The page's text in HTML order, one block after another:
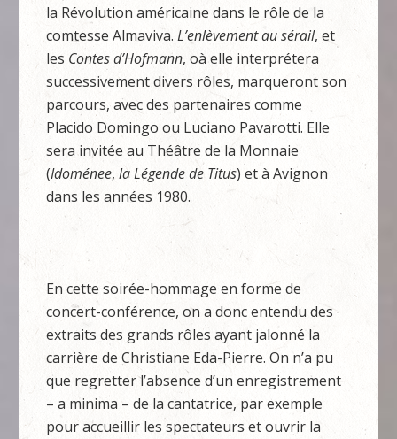
la Révolution américaine dans le rôle de la
comtesse Almaviva.L’enlèvement au sérail, et
les Contes d’Hofmann, oà elle interprétera
successivement divers rôles, marqueront son
parcours, avec des partenaires comme
Placido Domingo ou Luciano Pavarotti. Elle
sera invitée au Théâtre de la Monnaie
(Idoménee,la Légende de Titus) et à Avignon
dans les années 1980.
En cette soirée-hommage en forme de
concert-conférence, on a donc entendu des
extraits des grands rôles ayant jalonné la
carrière de Christiane Eda-Pierre. On n’a pu
que regretter l’absence d’un enregistrement
– a minima – de la cantatrice, par exemple
pour accueillir les spectateurs et ouvrir la